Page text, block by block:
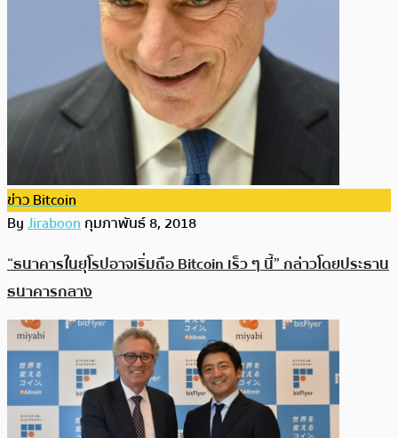
ข่าว Bitcoin
ByJiraboonกุมภาพันธ์ 8, 2018
“ธนาคารในยุโรปอาจเริ่มถือ Bitcoin เร็ว ๆ นี้” กล่าวโดยประธาน
ธนาคารกลาง